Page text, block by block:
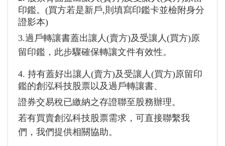
印鑑。(買方若是新戶,則填寫印鑑卡並檢附身分
證影本)
3.過戶轉讓書蓋出讓人(賣方)及受讓人(買方)原
留印鑑，此步驟確保轉讓文件有效性。
4. 持有蓋好出讓人(賣方)及受讓人(買方)原留印
鑑的創泓科技股票以及過戶轉讓書、
證券交易稅已繳納之存證聯至股務辦理。
若有買賣創泓科技股票需求，可直接聯繫我
們，我們提供相關協助。